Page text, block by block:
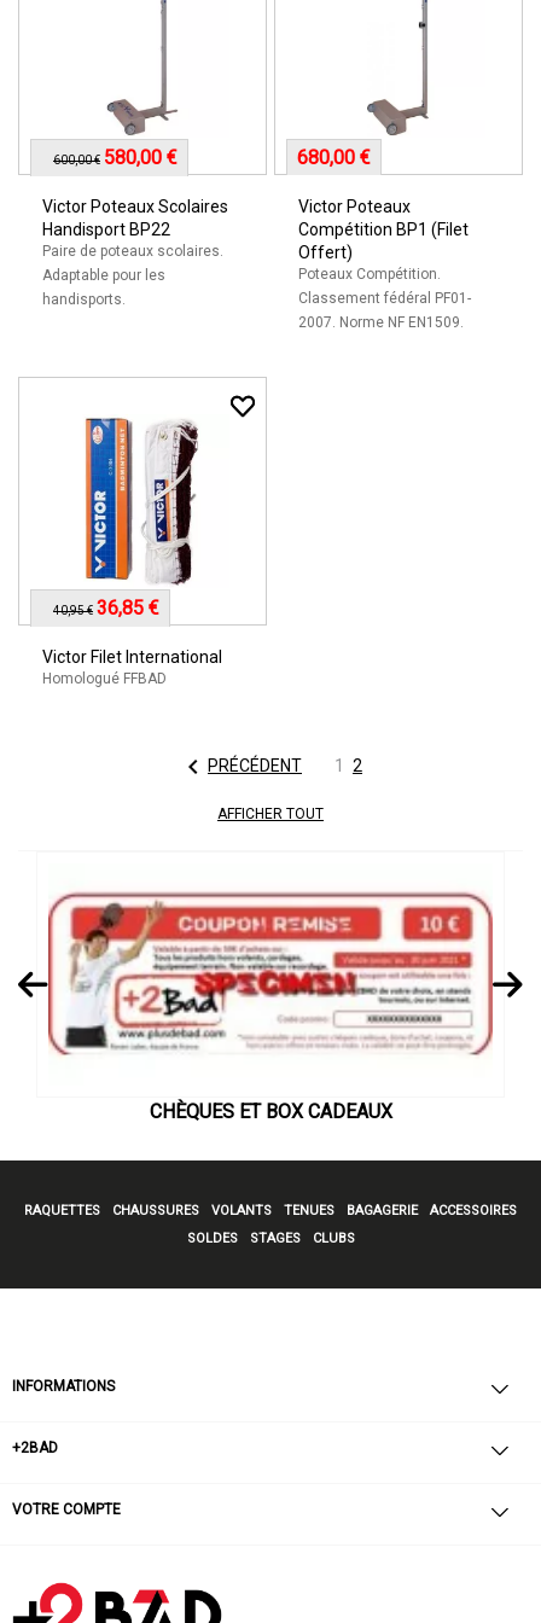
Victor Poteaux Scolaires
Handisport BP22
Paire de poteaux scolaires.
Adaptable pour les
handisports.
600,00 € 580,00 €
Victor Poteaux
Compétition BP1 (Filet
Offert)
Poteaux Compétition.
Classement fédéral PF01-
2007. Norme NF EN1509.
680,00 €
Victor Filet International
Homologué FFBAD
40,95 € 36,85 €
 PRÉCÉDENT 1 2
AFFICHER TOUT
CHÈQUES ET BOX CADEAUX
RAQUETTES CHAUSSURES VOLANTS TENUES BAGAGERIE
ACCESSOIRES
SOLDES
STAGES CLUBS
INFORMATIONS
+2BAD
VOTRE COMPTE